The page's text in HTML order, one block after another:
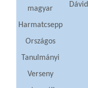
magyar
Harmatcsepp
Országos
Tanulmányi
Verseny
Dávid